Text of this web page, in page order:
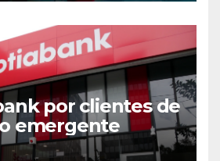
por clientes de
emergente